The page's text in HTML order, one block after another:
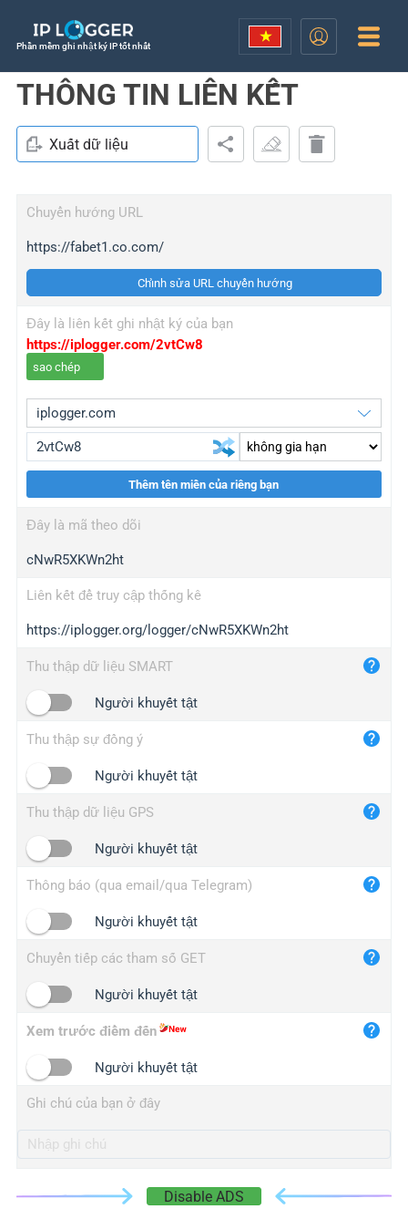
Phần mềm ghi nhật ký IP tốt nhất
THÔNG TIN LIÊN KẾT
Xuất dữ liệu
Chuyển hướng URL
https://fabet1.co.com/
Chỉnh sửa URL chuyển hướng
Đây là liên kết ghi nhật ký của bạn
https://iplogger.com/2vtCw8
sao chép
wl.gl
ed.tc
bc.ax
iplogger.com
maper.info
2no.co
yip.su
iplogger.info
Thêm tên miền của riêng bạn
Đây là mã theo dõi
cNwR5XKWn2ht
Liên kết để truy cập thống kê
https://iplogger.org/logger/cNwR5XKWn2ht
Thu thập dữ liệu SMART
Người khuyết tật
Thu thập sự đồng ý
Người khuyết tật
Thu thập dữ liệu GPS
Người khuyết tật
Thông báo (qua email/qua Telegram)
Người khuyết tật
Chuyển tiếp các tham số GET
Người khuyết tật
Xem trước điểm đến
Người khuyết tật
Ghi chú của bạn ở đây
Disable ADS